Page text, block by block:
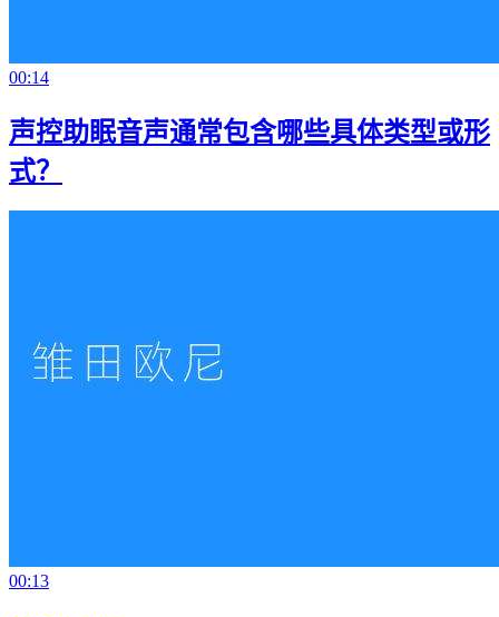
00:14
声控助眠音声通常包含哪些具体类型或形
式？
00:13